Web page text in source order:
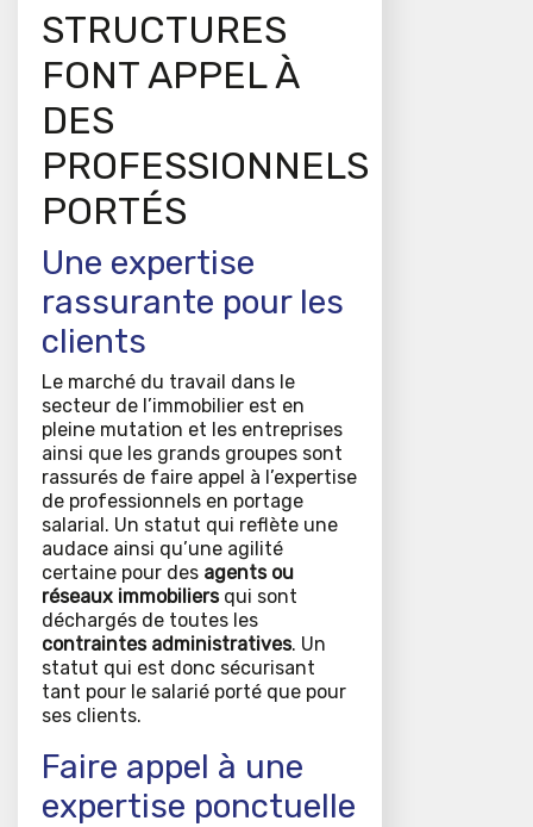
STRUCTURES
FONT APPEL À
DES
PROFESSIONNELS
PORTÉS
Une expertise
rassurante pour les
clients
Le marché du travail dans le
secteur de l’immobilier est en
pleine mutation et les entreprises
ainsi que les grands groupes sont
rassurés de faire appel à l’expertise
de professionnels en portage
salarial. Un statut qui reflète une
audace ainsi qu’une agilité
certaine pour des agents ou
réseaux immobiliersqui sont
déchargés de toutes les
contraintes administratives. Un
statut qui est donc sécurisant
tant pour le salarié porté que pour
ses clients.
Faire appel à une
expertise ponctuelle